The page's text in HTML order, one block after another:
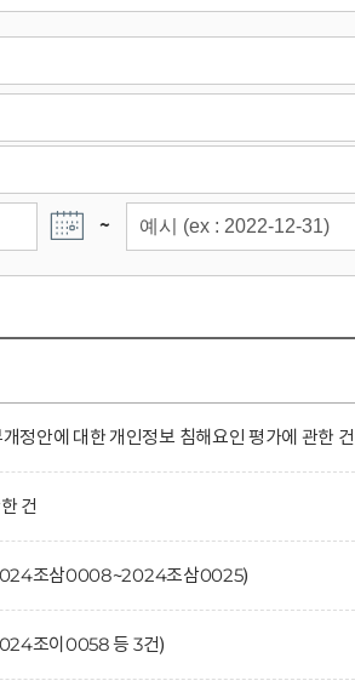
~
정안에 대한 개인정보 침해요인 평가에 관한 건
건
조삼0008~2024조삼0025)
조이0058 등 3건)